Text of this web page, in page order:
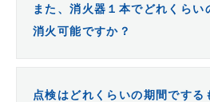
また、消火器１本でどれくらい
消火可能ですか？
点検はどれくらいの期間でする